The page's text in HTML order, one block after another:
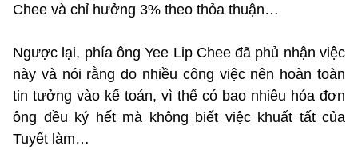
Chee và chỉ hưởng 3% theo thỏa thuận…
Ngược lại, phía ông Yee Lip Chee đã phủ nhận việc
này và nói rằng do nhiều công việc nên hoàn toàn
tin tưởng vào kế toán, vì thế có bao nhiêu hóa đơn
ông đều ký hết mà không biết việc khuất tất của
Tuyết làm…